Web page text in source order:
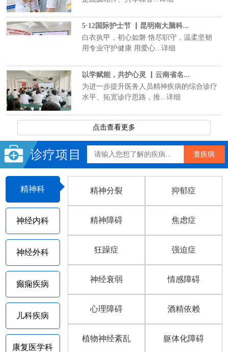
5·12国际护士节 ▏昆明南大脑科...
白衣执甲，初心如磐 恪尽职守，温柔坚韧
用专业守护健康 用爱心...详细
以学赋能，共护心灵 ▏云南省名...
为进一步提升医务人员精神疾病的综合诊疗
水平、拓宽诊疗思路，推...详细
点击查看更多
精神科
神经内科
神经外科
癫痫疾病
儿科疾病
康复医学科
精神分裂 抑郁症
精神障碍 焦虑症
狂躁症 强迫症
神经衰弱 情感障碍
心理障碍 酒精依赖
植物神经紊乱 躯体化障碍